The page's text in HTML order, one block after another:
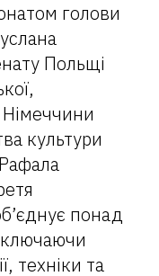
голови
Польщі
культури
понад
техніки та